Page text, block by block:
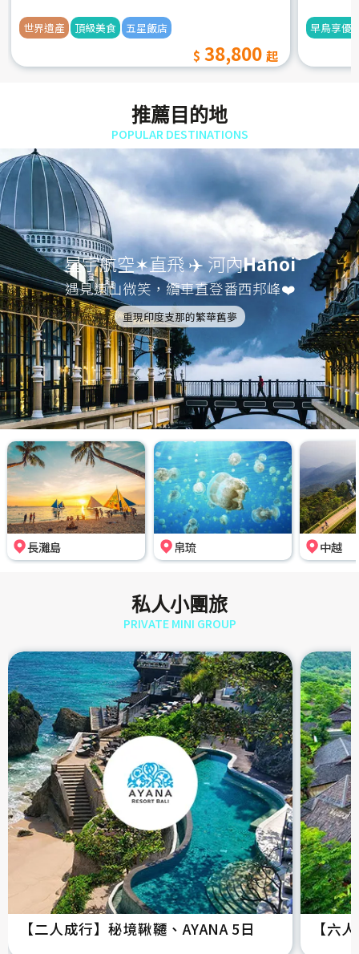
世界遺產 頂級美食 五星飯店
38,800
早鳥享優
推薦目的地
POPULAR DESTINATIONS
星宇航空✶直飛 ✈️ 河內Hanoi
遇見遠山微笑，纜車直登番西邦峰❤️
重現印度支那的繁華舊夢
長灘島 帛琉 中越
私人小團旅
PRIVATE MINI GROUP
【二人成行】秘境鞦韆、AYANA 5日 【六